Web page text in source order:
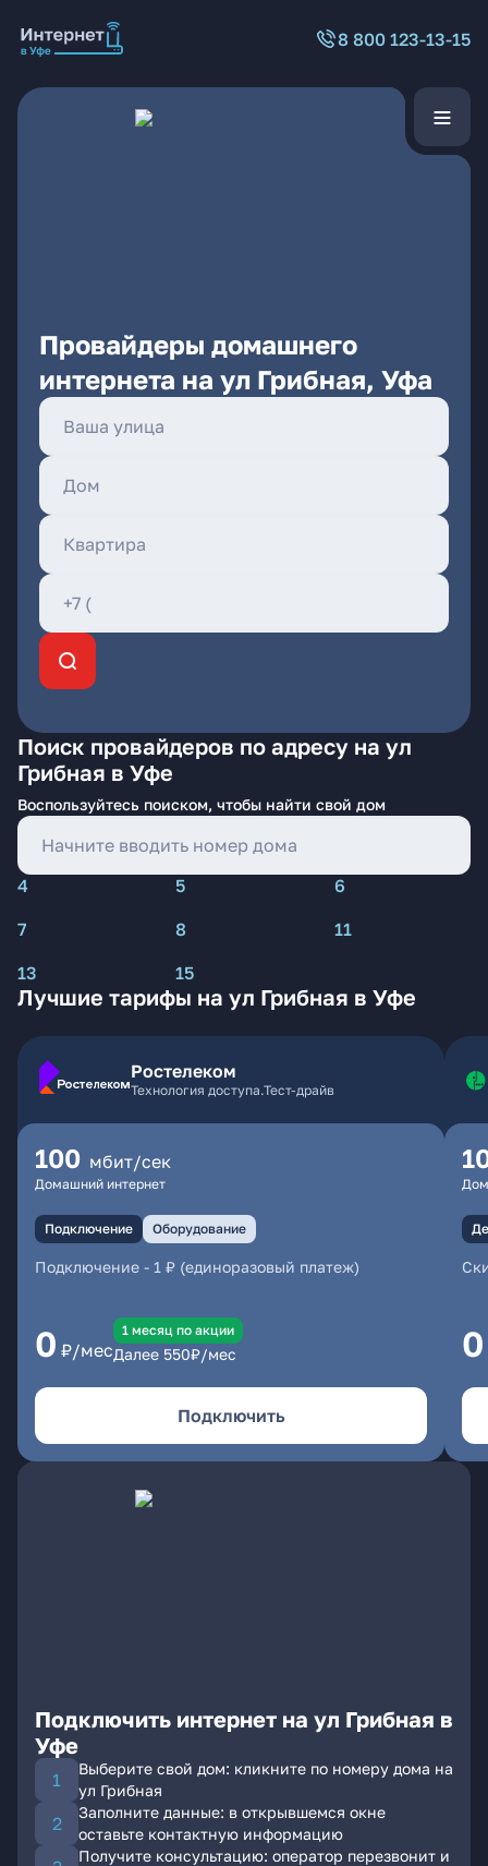
8 800 123-13-15
Провайдеры домашнего
интернета на ул Грибная, Уфа
Поиск провайдеров по адресу на ул
Грибная в Уфе
Воспользуйтесь поиском, чтобы найти свой дом
4 5
6
7
8
11
13
15
Лучшие тарифы на ул Грибная в Уфе
Ростелеком
Технология доступа.Тест-драйв
100 мбит/сек
Домашний интернет
Подключение Оборудование
Подключение - 1 ₽ (единоразовый платеж)
0 ₽/мес
1 месяц по акции
Далее 550₽/мес
Подключить
0
Подключить интернет на ул Грибная в
Уфе
Выберите свой дом: кликните по номеру дома на
ул Грибная
Заполните данные: в открывшемся окне
оставьте контактную информацию
Получите консультацию: оператор перезвонит и